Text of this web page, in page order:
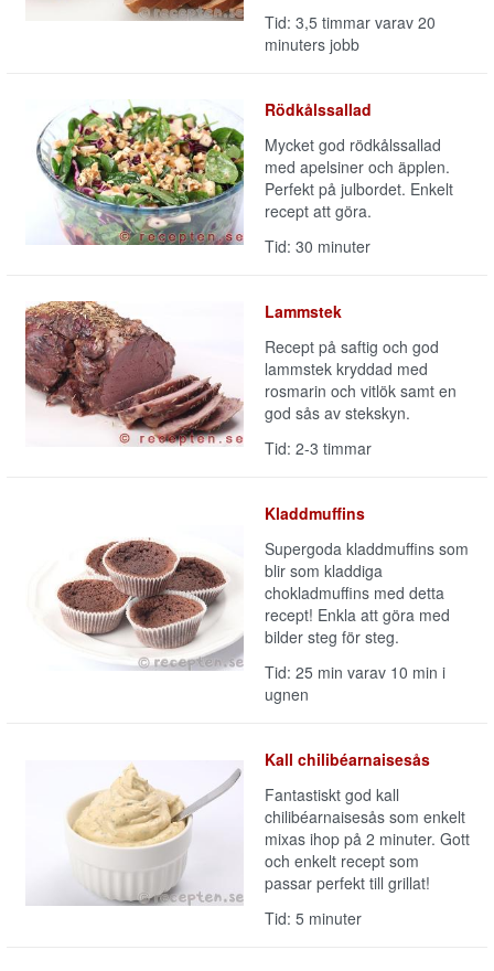
Tid: 3,5 timmar varav 20
minuters jobb
Rödkålssallad
Mycket god rödkålssallad
med apelsiner och äpplen.
Perfekt på julbordet. Enkelt
recept att göra.
Tid: 30 minuter
Lammstek
Recept på saftig och god
lammstek kryddad med
rosmarin och vitlök samt en
god sås av stekskyn.
Tid: 2-3 timmar
Kladdmuffins
Supergoda kladdmuffins som
blir som kladdiga
chokladmuffins med detta
recept! Enkla att göra med
bilder steg för steg.
Tid: 25 min varav 10 min i
ugnen
Kall chilibéarnaisesås
Fantastiskt god kall
chilibéarnaisesås som enkelt
mixas ihop på 2 minuter. Gott
och enkelt recept som
passar perfekt till grillat!
Tid: 5 minuter